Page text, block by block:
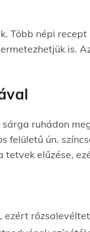
népi
is.
ruhádon
felületű ún.
elűzése,
ezért